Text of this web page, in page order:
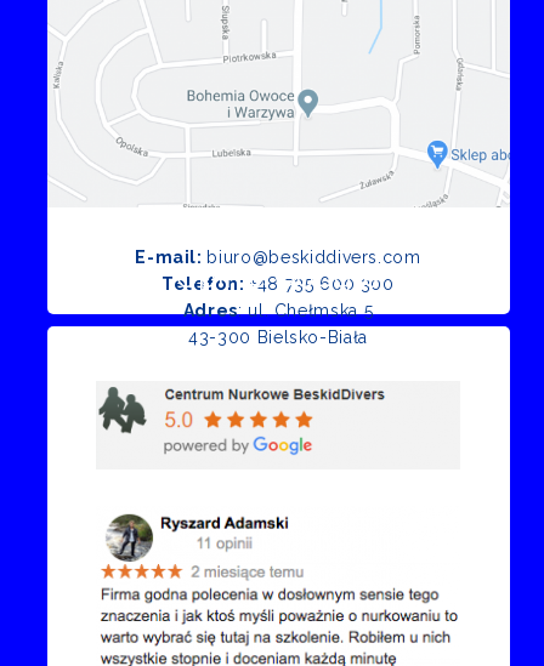
E-mail: biuro@beskiddivers.com
Telefon: +48 735 600 300
Adres: ul. Chełmska 5
43-300 Bielsko-Biała
Opinie Google